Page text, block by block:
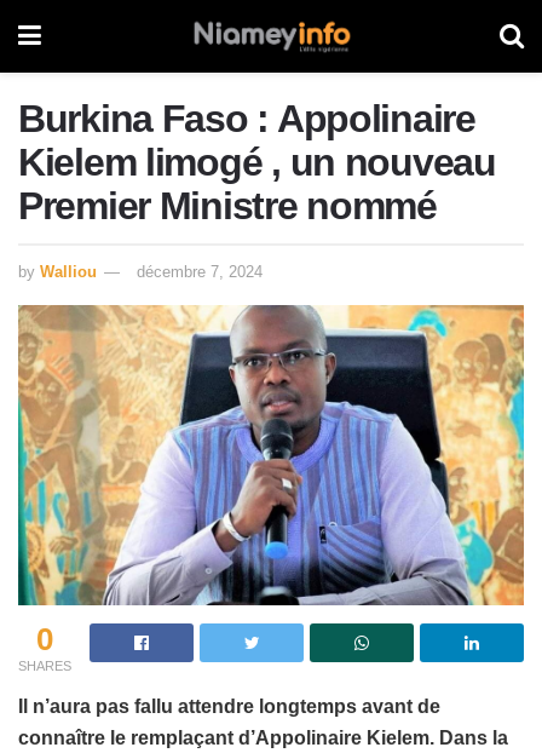
Burkina Faso : Appolinaire
Kielem limogé , un nouveau
Premier Ministre nommé
by Walliou décembre 7, 2024
0
SHARES
Il n’aura pas fallu attendre longtemps avant de
connaître le remplaçant d’Appolinaire Kielem. Dans la